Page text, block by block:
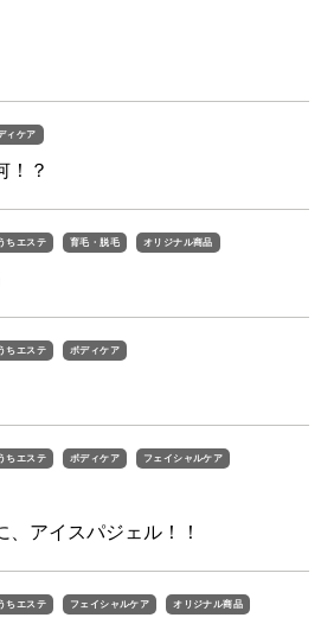
ィケア
！？
ちエステ 育毛・脱毛 オリジナル商品
ちエステ ボディケア
ちエステ ボディケア フェイシャルケア
アイスパジェル！！
ちエステ フェイシャルケア オリジナル商品